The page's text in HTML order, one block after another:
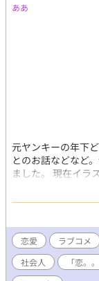
ああ
元ヤンキーの年下
とのお話などなど
ました。 現在イラ
続きは「恋。
https://
恋愛 ラブコメ
社会人
「恋。